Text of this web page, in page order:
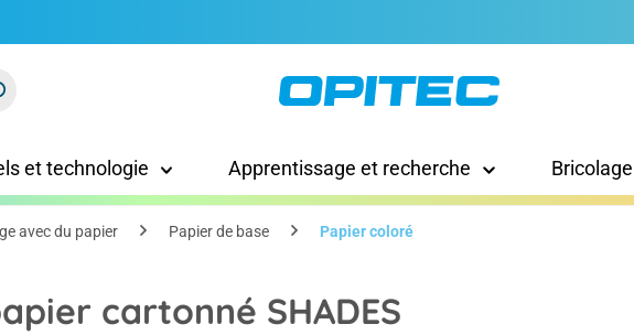
et technologie Apprentissage et recherche
avec du papier Papier de base Papier coloré
cartonné SHADES